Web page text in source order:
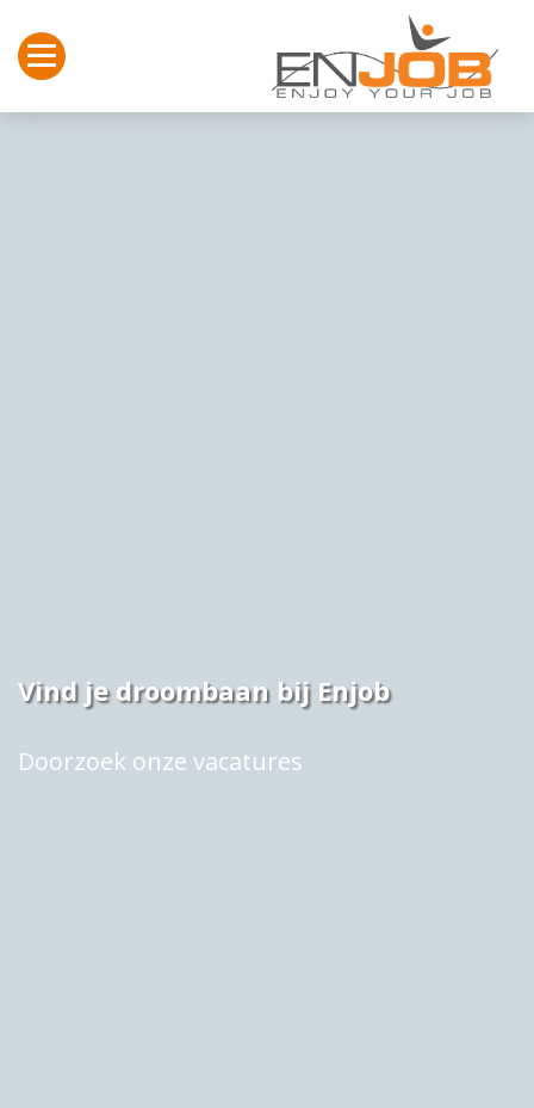
Toggle navigation
Vind je droombaan bij Enjob
Doorzoek onze vacatures